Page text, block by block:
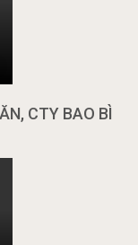
CTY BAO BÌ